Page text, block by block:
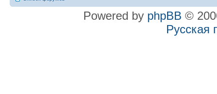
Powered by phpBB ©
Русская